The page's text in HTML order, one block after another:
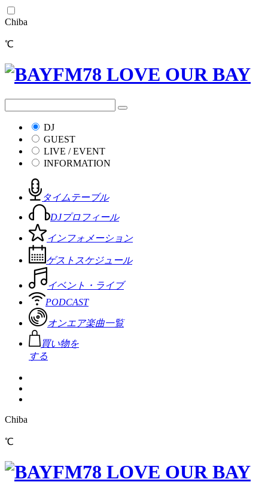
Chiba
℃
DJ
GUEST
LIVE / EVENT
INFORMATION
タイムテーブル
DJプロフィール
インフォメーション
ゲストスケジュール
イベント・ライブ
PODCAST
オンエア楽曲一覧
買い物を
する
Chiba
℃